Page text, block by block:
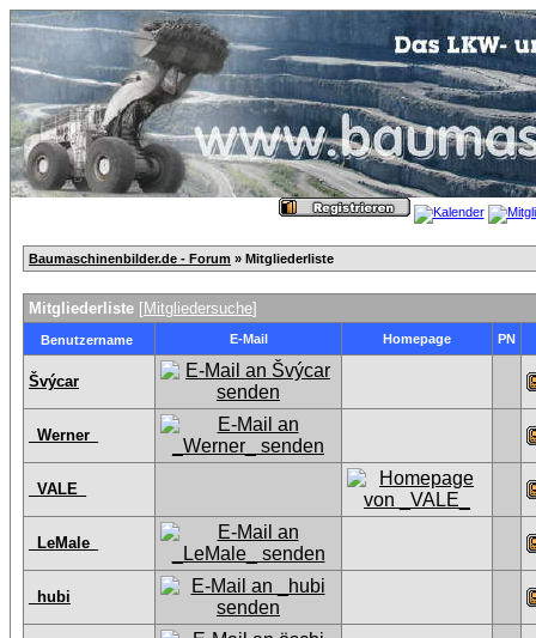
Baumaschinenbilder.de - Forum » Mitgliederliste
Mitgliederliste [Mitgliedersuche]
Benutzername E-Mail Homepage PN
Švýcar
_Werner_
_VALE_
_LeMale_
_hubi